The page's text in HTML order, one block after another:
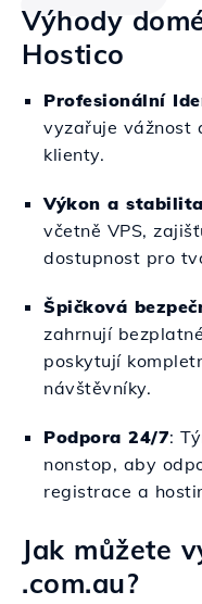
Výhody
Hostico
Profesionální
vyzařuje vážnost
klienty.
Výkon a stabilita
včetně VPS,
dostupnost pro
Špičková
zahrnují
poskytují
návštěvníky.
Podpora 24/7:
nonstop, aby
registrace a
Jak můžete
.com.au?